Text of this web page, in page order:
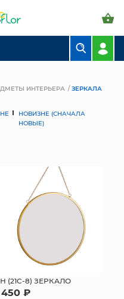
ИНТЕРЬЕРА ЗЕРКАЛА
НОВИЗНЕ (СНАЧАЛА
НОВЫЕ)
(21C-8) ЗЕРКАЛО
450 ₽